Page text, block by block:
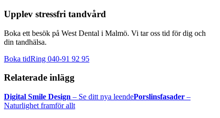
Upplev stressfri tandvård
Boka ett besök på West Dental i Malmö. Vi tar oss tid för dig och
din tandhälsa.
Boka tidRing 040-91 92 95
Relaterade inlägg
Digital Smile Design – Se ditt nya leendePorslinsfasader –
Naturlighet framför allt